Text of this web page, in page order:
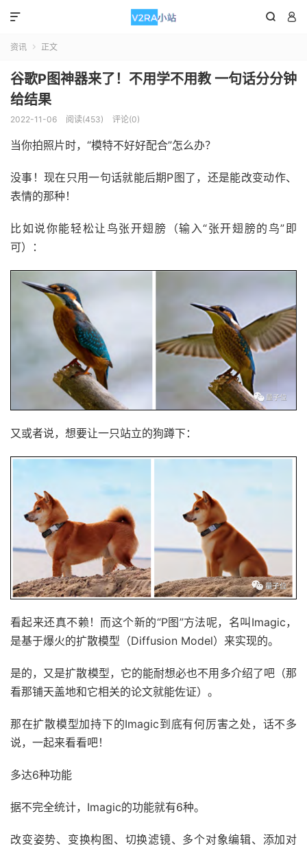
 

资讯  正文
谷歌P图神器来了！不用学不用教 一句话分分钟
给结果
2022-11-06 阅读(453) 评论(0)
当你拍照片时，“模特不好好配合”怎么办？
没事！现在只用一句话就能后期P图了，还是能改变动作、
表情的那种！
比如说你能轻松让鸟张开翅膀（输入“张开翅膀的鸟”即
可）：
又或者说，想要让一只站立的狗蹲下：
看起来还真不赖！而这个新的“P图”方法呢，名叫Imagic，
是基于爆火的扩散模型（Diffusion Model）来实现的。
是的，又是扩散模型，它的能耐想必也不用多介绍了吧（那
看那铺天盖地和它相关的论文就能佐证）。
那在扩散模型加持下的Imagic到底有何厉害之处，话不多
说，一起来看看吧！
多达6种功能
据不完全统计，Imagic的功能就有6种。
改变姿势、变换构图、切换滤镜、多个对象编辑、添加对